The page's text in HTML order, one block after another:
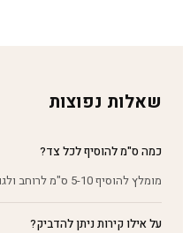
שאלות נפוצות
כמה ס"מ להוסיף לכל צד?
מומלץ להוסיף 5-10 ס"מ לרוחב ולגובה. כך תוכלו לחתוך בדיוק ולקבל מיפוי מושלם על הקיר.
על אילו קירות ניתן להדביק?